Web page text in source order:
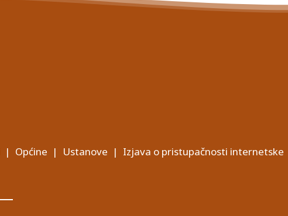
| Općine | Ustanove | Izjava o pristupačnosti internetske